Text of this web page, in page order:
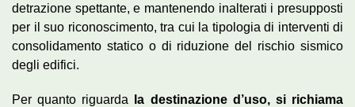
detrazione spettante, e mantenendo inalterati i presupposti
per il suo riconoscimento, tra cui la tipologia di interventi di
consolidamento statico o di riduzione del rischio sismico
degli edifici.
Per quanto riguarda
la destinazione d’uso, si richiama